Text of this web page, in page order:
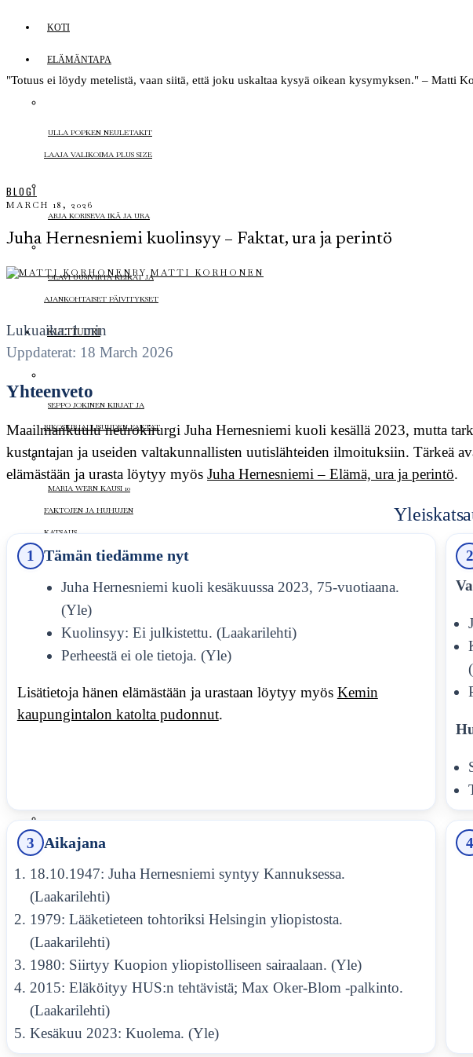
KOTI
ELÄMÄNTAPA
ULLA POPKEN NEULETAKIT
LAAJA VALIKOIMA PLUS SIZE
ARJA KORISEVA IKÄ JA URA
OLAVI UUSIVIRTA KEIKAT JA
AJANKOHTAISET PÄIVITYKSET
KULTTUURI
SEPPO JOKINEN KIRJAT JA
RIKOSKIRJALLISUUDEN FAKTAT
MARIA WERN KAUSI 10
FAKTOJEN JA HUHUJEN
KATSAUS
KARI HOTAKAINEN KIRJAT
UUSIN HELMI HERÄTTÄÄ
KESKUSTELUA
RISTO RÄPPÄÄJÄ ROOLIT –
FAKTOJA JA AIKAJANAN
MUUTOKSIA
SANNA-KAISA PALO
TAITEELLISESSA URASSA JA
MEISTÄ
"Totuus ei löydy metelistä, vaan siitä, että joku uskaltaa kysyä oikean kysymyksen." – Matti
BLOGI
MARCH 18, 2026
Juha Hernesniemi kuolinsyy – Faktat, ura ja perintö
BY MATTI KORHONEN
Lukuaika: 1 min
Uppdaterat: 18 March 2026
Yhteenveto
Maailmankuulu neurokirurgi Juha Hernesniemi kuoli kesällä 2023, mutta
kustantajan ja useiden valtakunnallisten uutislähteiden ilmoituksiin. Tärkeä
elämästään ja urasta löytyy myös Juha Hernesniemi – Elämä, ura ja perintö.
1
Tämän tiedämme nyt
Juha Hernesniemi kuoli kesäkuussa 2023, 75-vuotiaana.
(Yle)
Kuolinsyy: Ei julkistettu. (Laakarilehti)
Perheestä ei ole tietoja. (Yle)
Lisätietoja hänen elämästään ja urastaan löytyy myös Kemin
kaupungintalon katolta pudonnut.
2
3
Aikajana
18.10.1947: Juha Hernesniemi syntyy Kannuksessa.
(Laakarilehti)
1979: Lääketieteen tohtoriksi Helsingin yliopistosta.
(Laakarilehti)
1980: Siirtyy Kuopion yliopistolliseen sairaalaan. (Yle)
2015: Eläköityy HUS:n tehtävistä; Max Oker-Blom -palkinto.
(Laakarilehti)
Kesäkuu 2023: Kuolema. (Yle)
4